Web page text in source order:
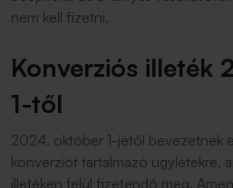
nem kell fizetni.
Konverziós illeték
1-től
2024. október 1-jétől bevezetnek
konverziót tartalmazó ügyletekre,
illetéken felül fizetendő meg.